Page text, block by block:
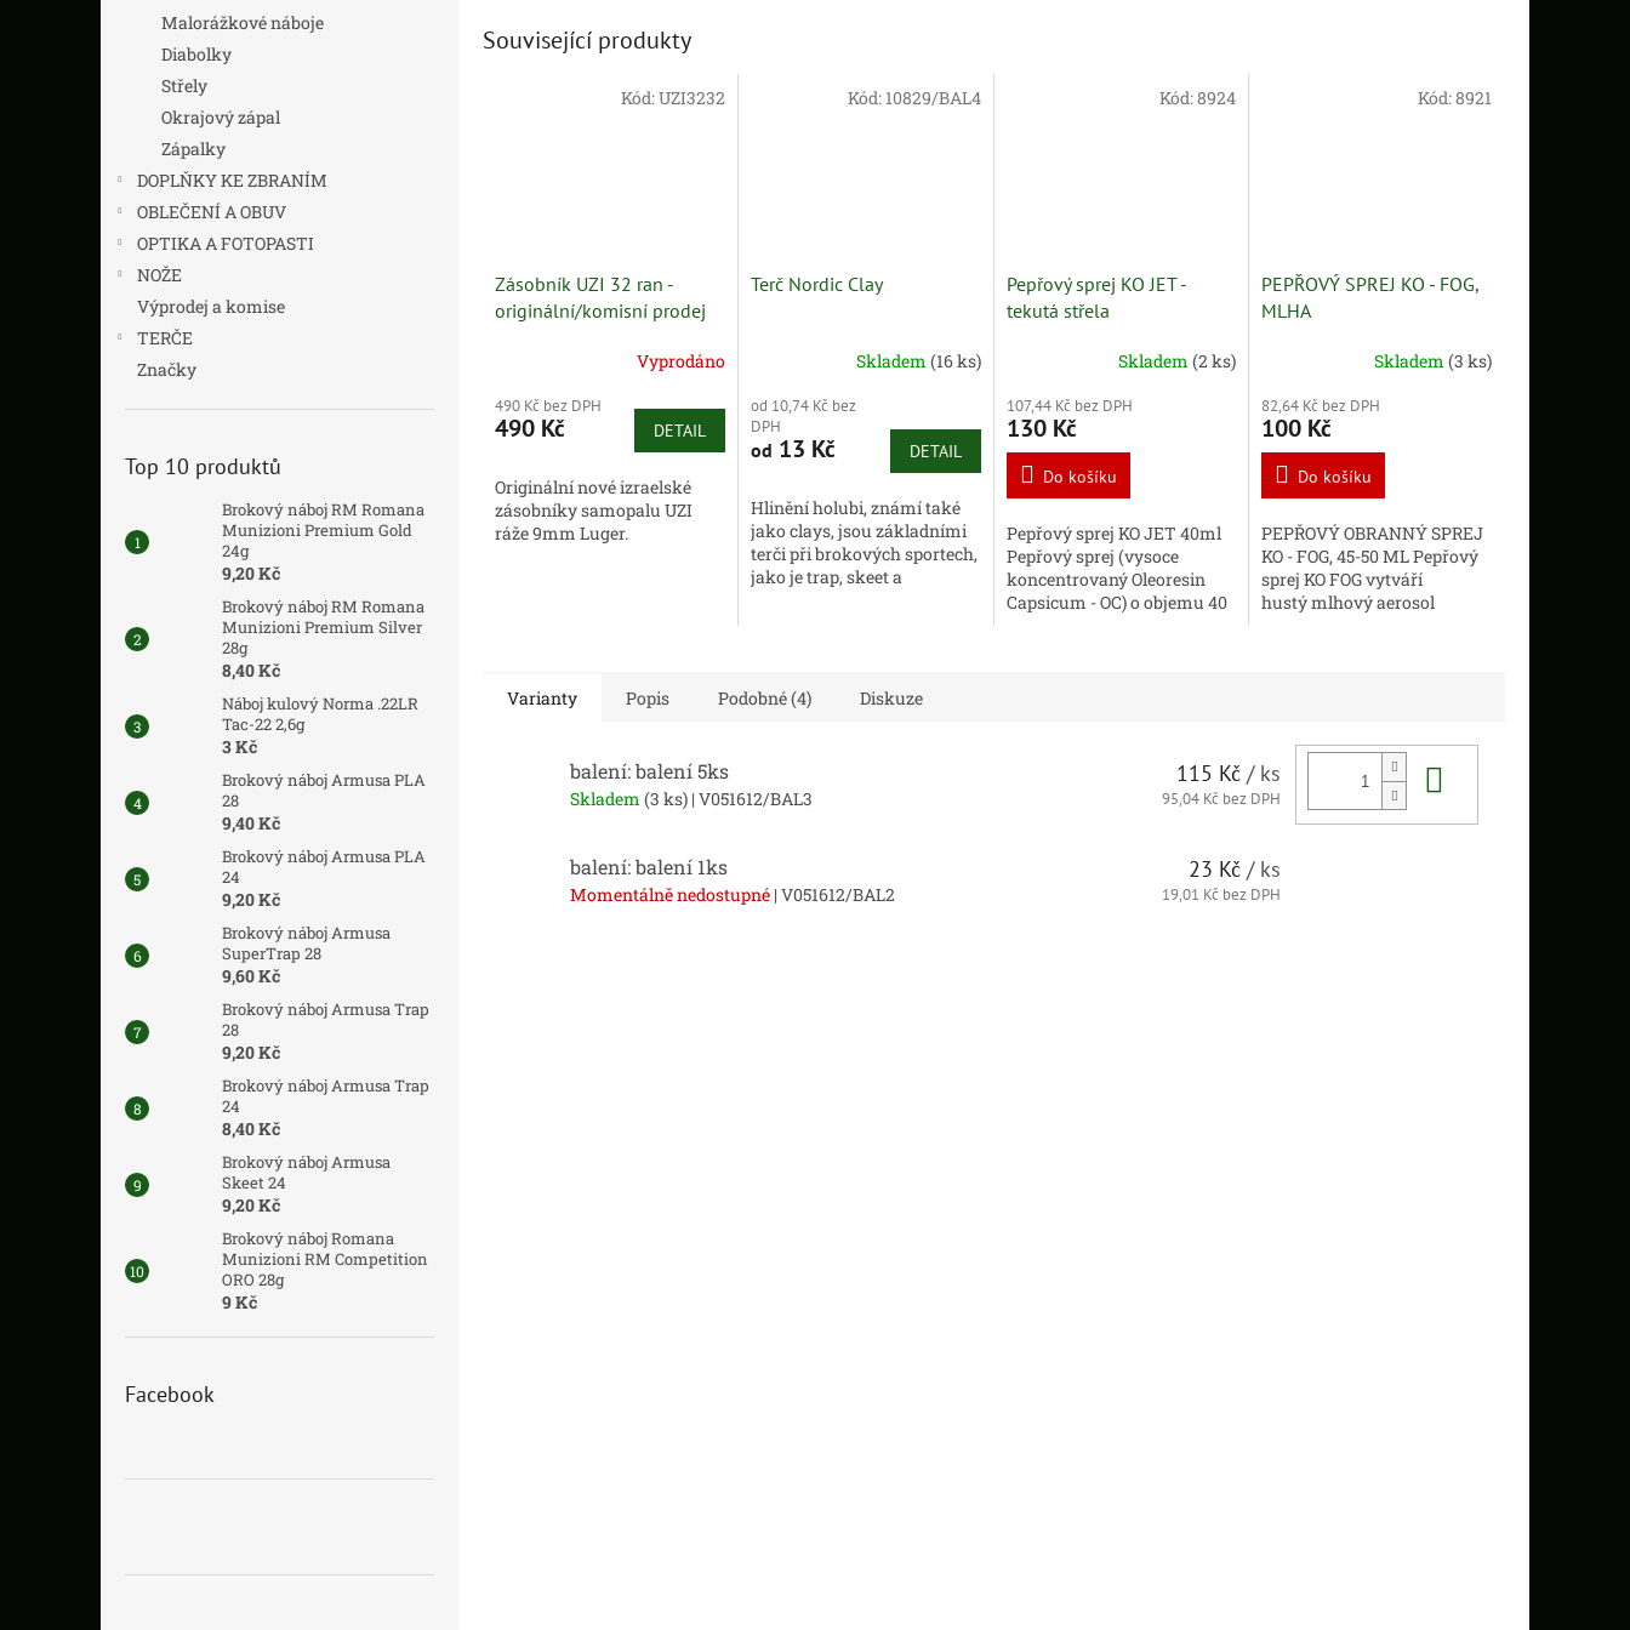
Malorážkové náboje
Diabolky
Střely
Okrajový zápal
Zápalky
DOPLŇKY KE ZBRANÍM
OBLEČENÍ A OBUV
OPTIKA A FOTOPASTI
NOŽE
Výprodej a komise
TERČE
Značky
Top 10 produktů
Brokový náboj RM Romana
Munizioni Premium Gold
24g
9,20 Kč
Brokový náboj RM Romana
Munizioni Premium Silver
28g
8,40 Kč
Náboj kulový Norma .22LR
Tac-22 2,6g
3 Kč
Brokový náboj Armusa PLA
28
9,40 Kč
Brokový náboj Armusa PLA
24
9,20 Kč
Brokový náboj Armusa
SuperTrap 28
9,60 Kč
Brokový náboj Armusa Trap
28
9,20 Kč
Brokový náboj Armusa Trap
24
8,40 Kč
Brokový náboj Armusa
Skeet 24
9,20 Kč
Brokový náboj Romana
Munizioni RM Competition
ORO 28g
9 Kč
Facebook
Související produkty
Zásobník UZI 32 ran -
originální/komisní prodej
Vyprodáno
490 Kč bez DPH
490 Kč DETAIL
Originální nové izraelské
zásobníky samopalu UZI
ráže 9mm Luger.
Kód:UZI3232
Terč Nordic Clay
Skladem (16 ks)
od 10,74 Kč bez
DPH
od 13 Kč DETAIL
Hlinění holubi, známí také
jako clays, jsou základními
terči při brokových sportech,
jako je trap, skeet a
Kód: 10829/BAL4
Pepřový sprej KO JET -
tekutá střela
Skladem(2 ks)
107,44 Kč bez DPH
130 Kč
Do košíku
Pepřový sprej KO JET 40ml
Pepřový sprej (vysoce
koncentrovaný Oleoresin
Capsicum - OC) o objemu 40
Kód:8924
PEPŘOVÝ SPREJ KO - FOG,
MLHA
Skladem (3 ks)
82,64 Kč bez DPH
100 Kč
Do košíku
PEPŘOVÝ OBRANNÝ SPREJ
KO - FOG, 45-50 ML Pepřový
sprej KO FOG vytváří
hustý mlhový aerosol
Kód:8921
Varianty Popis Podobné (4) Diskuze
balení: balení 5ks
Skladem (3 ks) | V051612/BAL3
115 Kč / ks
95,04 Kč bez DPH
balení: balení 1ks
Momentálně nedostupné | V051612/BAL2
23 Kč / ks
19,01 Kč bez DPH